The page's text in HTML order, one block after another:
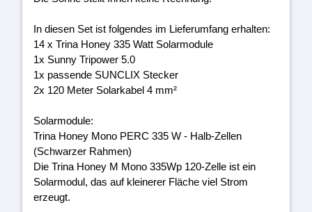
In diesen Set ist folgendes im Lieferumfang erhalten:
14 x Trina Honey 335 Watt Solarmodule
1x Sunny Tripower 5.0
1x passende SUNCLIX Stecker
2x 120 Meter Solarkabel 4 mm²
Solarmodule:
Trina Honey Mono PERC 335 W - Halb-Zellen
(Schwarzer Rahmen)
Die Trina Honey M Mono 335Wp 120-Zelle ist ein
Solarmodul, das auf kleinerer Fläche viel Strom
erzeugt.